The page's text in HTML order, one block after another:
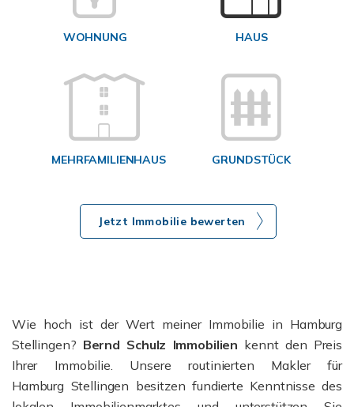
WOHNUNG HAUS
MEHRFAMILIENHAUS GRUNDSTÜCK
Jetzt Immobilie bewerten
Wie hoch ist der Wert meiner Immobilie in Hamburg
Stellingen? Bernd Schulz Immobilien kennt den Preis
Ihrer Immobilie. Unsere routinierten Makler für
Hamburg Stellingen besitzen fundierte Kenntnisse des